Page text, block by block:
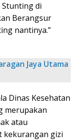
Stunting di
Berangsur
nantinya.”
Jaya Utama
Dinas Kesehatan
merupakan
atau
kekurangan gizi